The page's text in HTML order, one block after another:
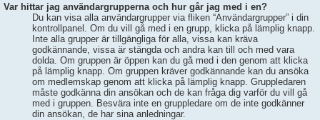
Var hittar jag användargrupperna och hur går jag med i en?
Du kan visa alla användargrupper via fliken “Användargrupper” i din
kontrollpanel. Om du vill gå med i en grupp, klicka på lämplig knapp.
Inte alla grupper är tillgängliga för alla, vissa kan kräva
godkännande, vissa är stängda och andra kan till och med vara
dolda. Om gruppen är öppen kan du gå med i den genom att klicka
på lämplig knapp. Om gruppen kräver godkännande kan du ansöka
om medlemskap genom att klicka på lämplig knapp. Gruppledaren
måste godkänna din ansökan och de kan fråga dig varför du vill gå
med i gruppen. Besvära inte en gruppledare om de inte godkänner
din ansökan, de har sina anledningar.